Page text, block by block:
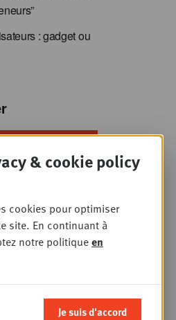
: gadget ou
Joint
is geen toeval!
& cookie policy
cookies pour optimiser
site. En continuant à
notre politiqueen
Je suis d'accord